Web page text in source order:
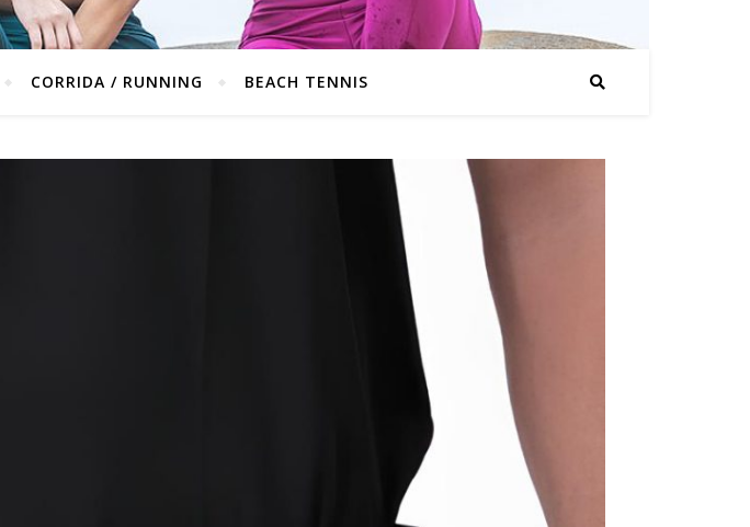
CORRIDA / RUNNING BEACH TENNIS